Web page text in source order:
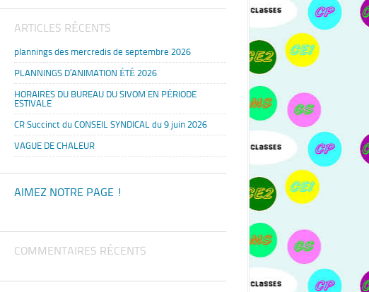
ARTICLES RÉCENTS
plannings des mercredis de septembre 2026
PLANNINGS D’ANIMATION ÉTÉ 2026
HORAIRES DU BUREAU DU SIVOM EN PÉRIODE
ESTIVALE
CR Succinct du CONSEIL SYNDICAL du 9 juin 2026
VAGUE DE CHALEUR
AIMEZ NOTRE PAGE !
COMMENTAIRES RÉCENTS